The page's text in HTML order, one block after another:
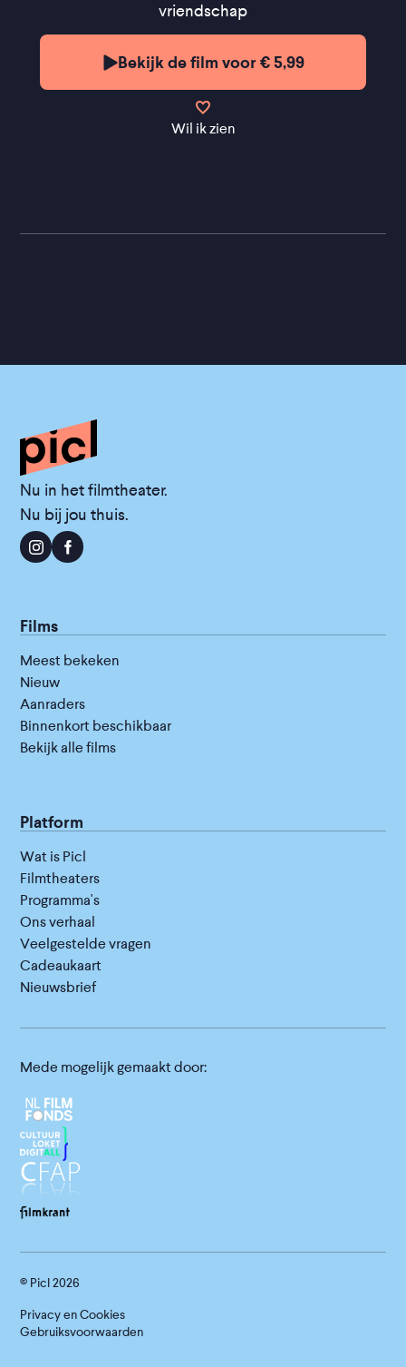
vriendschap
Bekijk de film voor € 5,99
Wil ik zien
Nu in het filmtheater.
Nu bij jou thuis.
Films
Meest bekeken
Nieuw
Aanraders
Binnenkort beschikbaar
Bekijk alle films
Platform
Wat is Picl
Filmtheaters
Programma's
Ons verhaal
Veelgestelde vragen
Cadeaukaart
Nieuwsbrief
Mede mogelijk gemaakt door:
© Picl2026
Privacy en Cookies
Gebruiksvoorwaarden